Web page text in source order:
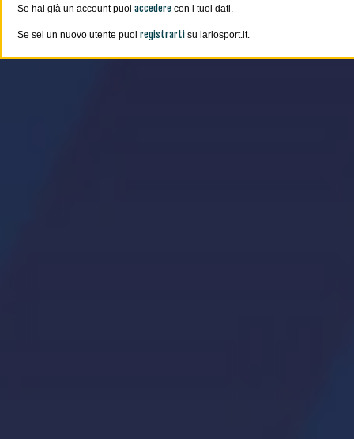
Se hai già un account puoi accedere con i tuoi dati.
Se sei un nuovo utente puoi registrarti su lariosport.it.